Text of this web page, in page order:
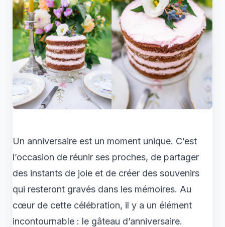
Un anniversaire est un moment unique. C’est
l’occasion de réunir ses proches, de partager
des instants de joie et de créer des souvenirs
qui resteront gravés dans les mémoires. Au
cœur de cette célébration, il y a un élément
incontournable : le gâteau d’anniversaire.